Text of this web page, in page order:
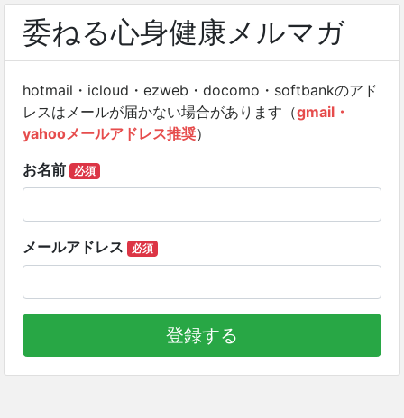
委ねる心身健康メルマガ
hotmail・icloud・ezweb・docomo・softbankのアド
レスはメールが届かない場合があります（gmail・
yahooメールアドレス推奨）
お名前
必須
メールアドレス 必須
登録する